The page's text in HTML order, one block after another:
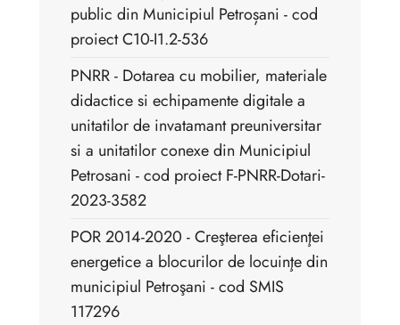
public din Municipiul Petroșani - cod
proiect C10-I1.2-536
PNRR - Dotarea cu mobilier, materiale
didactice si echipamente digitale a
unitatilor de invatamant preuniversitar
si a unitatilor conexe din Municipiul
Petrosani - cod proiect F-PNRR-Dotari-
2023-3582
POR 2014-2020 - Creşterea eficienţei
energetice a blocurilor de locuinţe din
municipiul Petroşani - cod SMIS
117296